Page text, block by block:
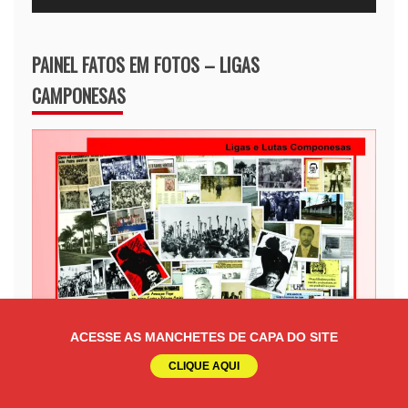
ACESSE AS MANCHETES DE CAPA DO SITE
CLIQUE AQUI
PAINEL FATOS EM FOTOS – LIGAS
CAMPONESAS
Clique e acesse fotos e vídeos sobre as Ligas